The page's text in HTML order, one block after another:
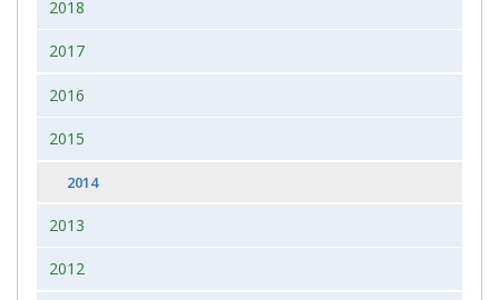
2018
2017
2016
2015
2014
2013
2012